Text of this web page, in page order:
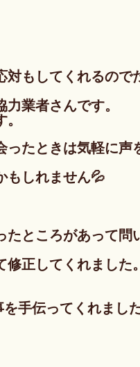
もしてくれるので
業者さんです。
たときは気軽に声
もしれません💦
ところがあって問
正してくれました。
手伝ってくれました